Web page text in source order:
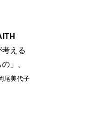
える
」。
美代子